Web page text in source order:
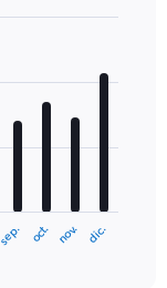
sep. oct. nov. dic.